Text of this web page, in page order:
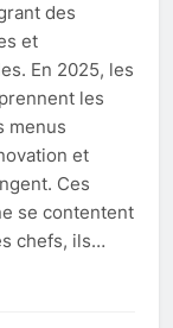
des
et
En 2025, les
les
menus
et
Ces
se contentent
chefs, ils…